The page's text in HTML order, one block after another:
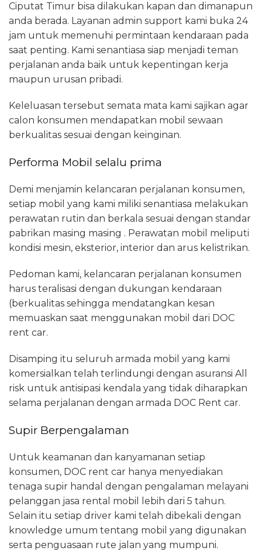
Ciputat Timur bisa dilakukan kapan dan dimanapun
anda berada. Layanan admin support kami buka 24
jam untuk memenuhi permintaan kendaraan pada
saat penting. Kami senantiasa siap menjadi teman
perjalanan anda baik untuk kepentingan kerja
maupun urusan pribadi.
Keleluasan tersebut semata mata kami sajikan agar
calon konsumen mendapatkan mobil sewaan
berkualitas sesuai dengan keinginan.
Performa Mobil selalu prima
Demi menjamin kelancaran perjalanan konsumen,
setiap mobil yang kami miliki senantiasa melakukan
perawatan rutin dan berkala sesuai dengan standar
pabrikan masing masing . Perawatan mobil meliputi
kondisi mesin, eksterior, interior dan arus kelistrikan.
Pedoman kami, kelancaran perjalanan konsumen
harus teralisasi dengan dukungan kendaraan
(berkualitas sehingga mendatangkan kesan
memuaskan saat menggunakan mobil dari DOC
rent car.
Disamping itu seluruh armada mobil yang kami
komersialkan telah terlindungi dengan asuransi All
risk untuk antisipasi kendala yang tidak diharapkan
selama perjalanan dengan armada DOC Rent car.
Supir Berpengalaman
Untuk keamanan dan kanyamanan setiap
konsumen, DOC rent car hanya menyediakan
tenaga supir handal dengan pengalaman melayani
pelanggan jasa rental mobil lebih dari 5 tahun.
Selain itu setiap driver kami telah dibekali dengan
knowledge umum tentang mobil yang digunakan
serta penguasaan rute jalan yang mumpuni.